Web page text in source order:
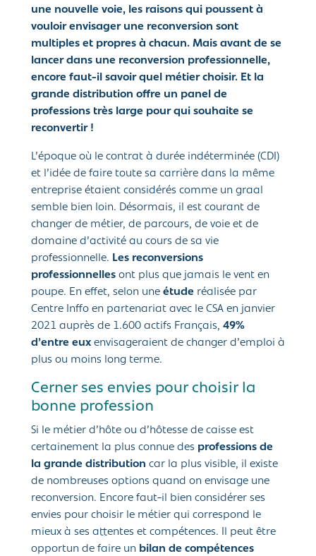
une nouvelle voie, les raisons qui poussent à
vouloir envisager une reconversion sont
multiples et propres à chacun. Mais avant de se
lancer dans une reconversion professionnelle,
encore faut-il savoir quel métier choisir. Et la
grande distribution offre un panel de
professions très large pour qui souhaite se
reconvertir !
L’époque où le contrat à durée indéterminée (CDI)
et l’idée de faire toute sa carrière dans la même
entreprise étaient considérés comme un graal
semble bien loin. Désormais, il est courant de
changer de métier, de parcours, de voie et de
domaine d’activité au cours de sa vie
professionnelle. Les reconversions
professionnelles ont plus que jamais le vent en
poupe. En effet, selon une étude réalisée par
Centre Inffo en partenariat avec le CSA en janvier
2021 auprès de 1.600 actifs Français, 49%
d’entre eux envisageraient de changer d’emploi à
plus ou moins long terme.
Cerner ses envies pour choisir la
bonne profession
Si le métier d’hôte ou d’hôtesse de caisse est
certainement la plus connue des professions de
la grande distribution car la plus visible, il existe
de nombreuses options quand on envisage une
reconversion. Encore faut-il bien considérer ses
envies pour choisir le métier qui correspond le
mieux à ses attentes et compétences. Il peut être
opportun de faire un bilan de compétences